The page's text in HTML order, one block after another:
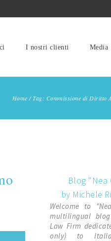
I nostri clienti Media
Home /Tag: Commissione di Diritto
Blog "Nea
by Michele
Welcome to
multilingual
Law Firm
only) to